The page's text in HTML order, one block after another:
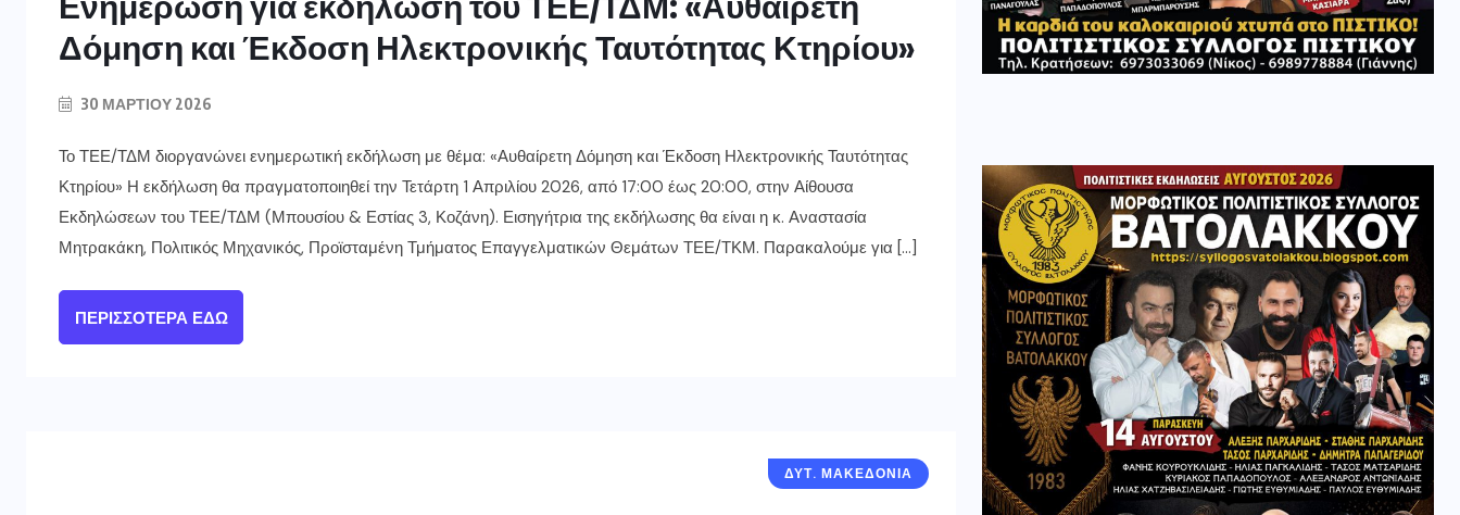
Δόμηση και Έκδοση Ηλεκτρονικής Ταυτότητας Κτηρίου»
30 ΜΑΡΤΊΟΥ 2026
Το ΤΕΕ/ΤΔΜ διοργανώνει ενημερωτική εκδήλωση με θέμα: «Αυθαίρετη Δόμηση και Έκδοση Ηλεκτρονικής Ταυτότητας
Κτηρίου» Η εκδήλωση θα πραγματοποιηθεί την Τετάρτη 1 Απριλίου 2026, από 17:00 έως 20:00, στην Αίθουσα
Εκδηλώσεων του ΤΕΕ/ΤΔΜ (Μπουσίου & Εστίας 3, Κοζάνη). Εισηγήτρια της εκδήλωσης θα είναι η κ. Αναστασία
Μητρακάκη, Πολιτικός Μηχανικός, Προϊσταμένη Τμήματος Επαγγελματικών Θεμάτων ΤΕΕ/ΤΚΜ. Παρακαλούμε για […]
ΠΕΡΙΣΣΌΤΕΡΑ ΕΔΏ
ΔΥΤ. ΜΑΚΕΔΟΝΙΑ